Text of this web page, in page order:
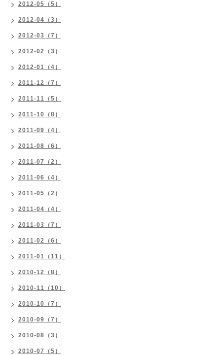
2012-05（5）
2012-04（3）
2012-03（7）
2012-02（3）
2012-01（4）
2011-12（7）
2011-11（5）
2011-10（8）
2011-09（4）
2011-08（6）
2011-07（2）
2011-06（4）
2011-05（2）
2011-04（4）
2011-03（7）
2011-02（6）
2011-01（11）
2010-12（8）
2010-11（10）
2010-10（7）
2010-09（7）
2010-08（3）
2010-07（5）